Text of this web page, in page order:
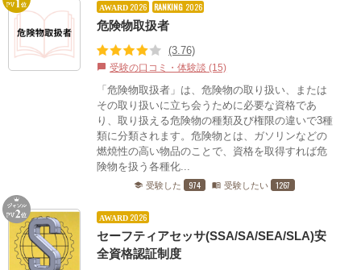
AWARD 2026 RANKING 2026
危険物取扱者
(3.76)
chat_bubble 受験の口コミ・体験談 (15)
「危険物取扱者」は、危険物の取り扱い、または
その取り扱いに立ち会うために必要な資格であ
り、取り扱える危険物の種類及び権限の違いで3種
類に分類されます。危険物とは、ガソリンなどの
燃焼性の高い物品のことで、資格を取得すれば危
険物を扱う各種化...
school 受験した 974 menu_book 受験したい 1267
AWARD 2026
セーフティアセッサ(SSA/SA/SEA/SLA)安
全資格認証制度